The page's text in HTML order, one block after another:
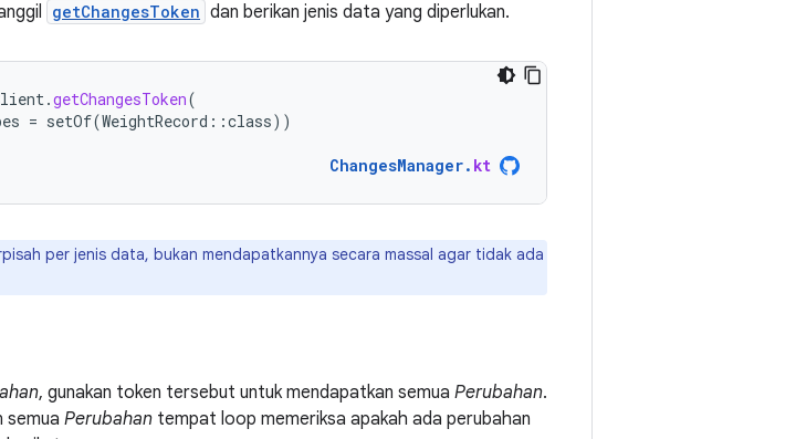
getChangesToken dan berikan jenis data yang diperlukan.
.getChangesToken(
= setOf(WeightRecord ::class))
ChangesManager. kt
per jenis data, bukan mendapatkannya secara massal agar tidak ada
, gunakan token tersebut untuk mendapatkan semua Perubahan.
semua Perubahan tempat loop memeriksa apakah ada perubahan